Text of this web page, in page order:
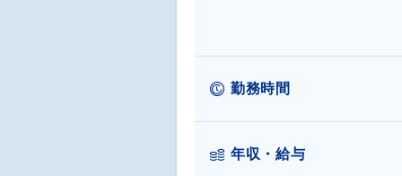
勤務時間
年収・給与